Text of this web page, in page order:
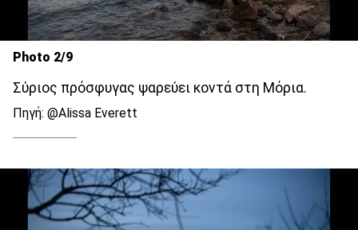
Photo 2/9
Σύριος πρόσφυγας ψαρεύει κοντά στη Μόρια.
Πηγή: @Alissa Everett